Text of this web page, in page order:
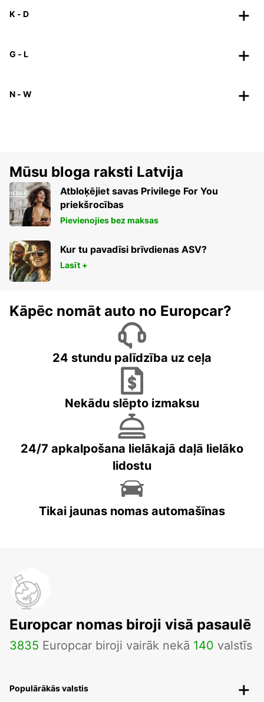
K - D
G - L
N - W
Mūsu bloga raksti Latvija
Atbloķējiet savas Privilege For You
priekšrocības
Pievienojies bez maksas
Kur tu pavadīsi brīvdienas ASV?
Lasīt +
Kāpēc nomāt auto no Europcar?
24 stundu palīdzība uz ceļa
Nekādu slēpto izmaksu
24/7 apkalpošana lielākajā daļā lielāko
lidostu
Tikai jaunas nomas automašīnas
Europcar nomas biroji visā pasaulē
3835 Europcar biroji vairāk nekā 140 valstīs
Populārākās valstis